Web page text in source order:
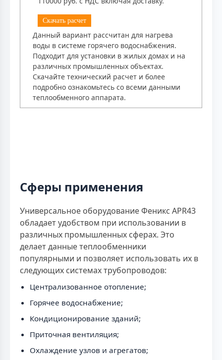
Скачать расчет
Данный вариант рассчитан для нагрева
воды в системе горячего водоснабжения.
Подходит для установки в жилых домах и на
различных промышленных объектах.
Скачайте технический расчет и более
подробно ознакомьтесь со всеми данными
теплообменного аппарата.
Сферы применения
Универсальное оборудование Феникс APR43
обладает удобством при использовании в
различных промышленных сферах. Это
делает данные теплообменники
популярными и позволяет использовать их в
следующих системах трубопроводов:
Централизованное отопление;
Горячее водоснабжение;
Кондиционирование зданий;
Приточная вентиляция;
Охлаждение узлов и агрегатов;